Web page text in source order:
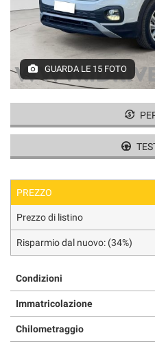
GUARDA LE 15 FOTO
PREZZO
Prezzo di listino
Risparmio dal nuovo: (34%)
Condizioni
Immatricolazione
Chilometraggio
tracciamento
adottiamo
offrire
le
funzionalità
e
le
di
descritte.
Per
maggiori
informazioni
sull'utilità
sul
funzionamento
di
questi
strumenti